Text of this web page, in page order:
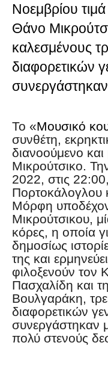
Νοεμβρίου
Θάνο
καλεσμένους
διαφορετικών
Το «Μουσικό
συνθέτη,
διανοούμενο
Μικρούτσικο.
2022, στις
Πορτοκάλογλου
Μόρφη
Μικρούτσικου,
κόρες, η οποία
δημοσίως
της και
φιλοξενούν τον
Πασχαλίδη και
Βουλγαράκη,
διαφορετικών
συνεργάστηκαν
πολύ στενούς